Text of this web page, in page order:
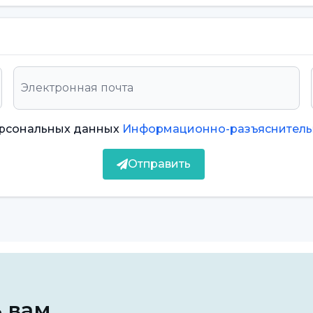
виниры на каждый
решением многих стоматологических
и не для каждого пациента. Применимость
его здоровья и необходимости
виниров Empress, осмотрев
данных Информационно-
Отправить